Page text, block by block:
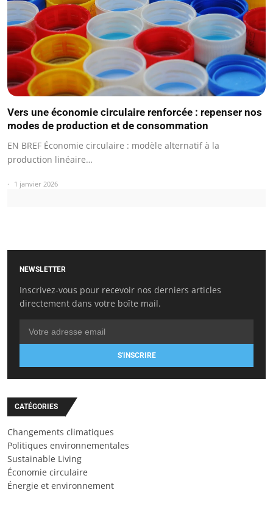
Vers une économie circulaire renforcée : repenser nos
modes de production et de consommation
EN BREF Économie circulaire : modèle alternatif à la
production linéaire…
1 janvier 2026
NEWSLETTER
Inscrivez-vous pour recevoir nos derniers articles
directement dans votre boîte mail.
S'INSCRIRE
CATÉGORIES
Changements climatiques
Politiques environnementales
Sustainable Living
Économie circulaire
Énergie et environnement